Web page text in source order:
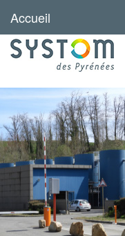
Accueil